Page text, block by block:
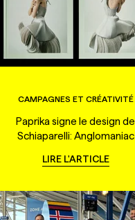
CAMPAGNES ET CRÉATIVITÉ
Paprika signe le design de
Schiaparelli: Anglomaniac
LIRE L'ARTICLE